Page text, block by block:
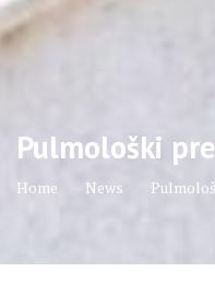
Pulmološki
Home News